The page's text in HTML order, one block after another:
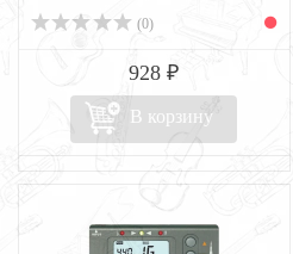
(0)
928 ₽
В корзину